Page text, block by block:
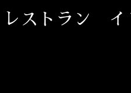
ストラン イ